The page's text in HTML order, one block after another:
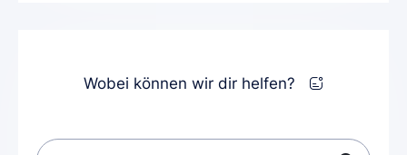
Wobei können wir dir helfen?